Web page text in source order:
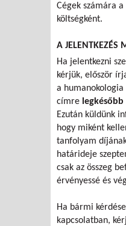
Cégek számára
költségként.
A JELENTKEZÉS
Ha jelentkezni
kérjük, először
a
címre
Ezután küldünk
hogy miként
tanfolyam
határideje
csak az összeg
érvényessé és
Ha bármi
kapcsolatban,